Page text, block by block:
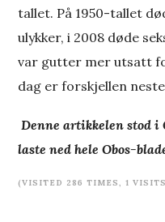
tallet. På 1950-tallet
ulykker, i 2008 døde
var gutter mer utsatt
dag er forskjellen
Denne artikkelen stod i
laste ned hele Obos-
(VISITED 286 TIMES, 1